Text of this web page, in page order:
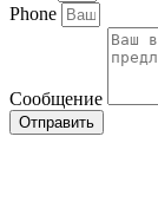
Phone
Сообщение
Отправить